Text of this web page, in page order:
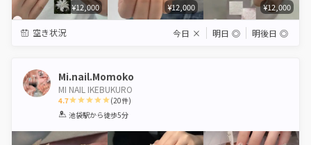
¥12,000 ¥12,000 ¥12,000
空き状況 今日 × 明日 ◎ 明後日 ◎
Mi.nail.Momoko
MI NAIL IKEBUKURO
4.7
1 2 3 4 5
(20件)
池袋駅から徒歩5分